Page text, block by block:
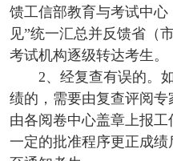
馈工信部教育与考试中
见”统一汇总并反馈省（
考试机构逐级转达考生。
2、经复查有误的。
绩的，需要由复查评阅
由各阅卷中心盖章上报
一定的批准程序更正成